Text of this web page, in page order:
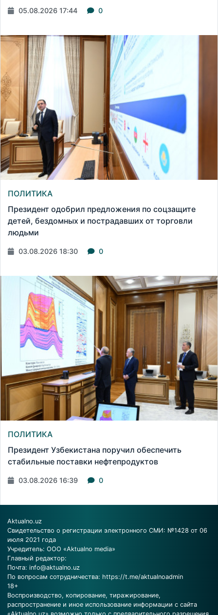
05.08.2026 17:44 0
ПОЛИТИКА
Президент одобрил предложения по соцзащите
детей, бездомных и пострадавших от торговли
людьми
03.08.2026 18:30 0
ПОЛИТИКА
Президент Узбекистана поручил обеспечить
стабильные поставки нефтепродуктов
03.08.2026 16:39 0
Aktualno.uz
Свидетельство о регистрации электронного СМИ: №1428 от 06
июля 2021 года
Учредитель: ООО «Aktualno media»
Главный редактор:
Почта: info@aktualno.uz
По вопросам сотрудничества: https://t.me/aktualnoadmin
18+
Воспроизводство, копирование, тиражирование,
распространение и иное использование информации с сайта